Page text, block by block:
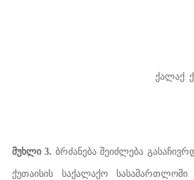
ქალაქ
მუხლი 3. ბრძანება შეიძლება
ქუთაისის საქალაქო